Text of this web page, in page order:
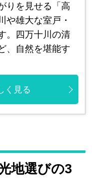
りを見せる「高
や雄大な室戸・
。四万十川の清
、自然を堪能す
く見る
地選びの3